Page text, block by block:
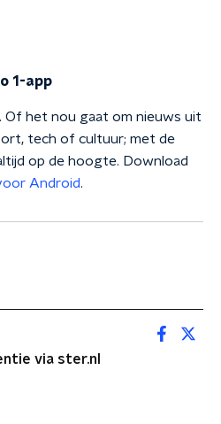
1-app
Of het nou gaat om nieuws uit
tech of cultuur; met de
op de hoogte. Download
Android.
via ster.nl